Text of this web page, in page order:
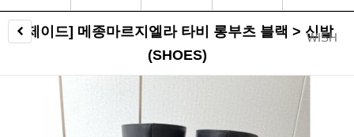
[제이드] 메종마르지엘라 타비 롱부츠 블랙 > 신발
(SHOES)
WISH